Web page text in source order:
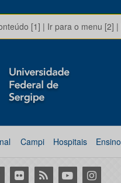
[1] | Ir para o menu [2] |
Campi Hospitais Ensino
Flickr RSS YoutubeInstagram